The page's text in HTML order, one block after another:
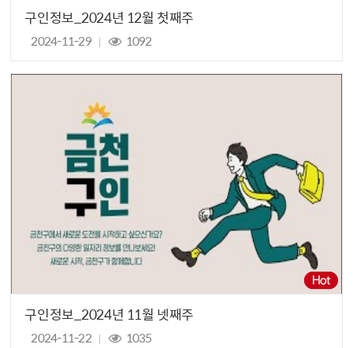
구인정보_2024년 12월 첫째주
2024-11-29 1092
구인정보_2024년 11월 넷째주
2024-11-22 1035